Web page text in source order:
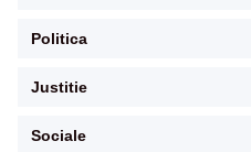
Politica
Justitie
Sociale